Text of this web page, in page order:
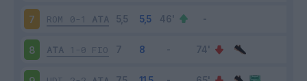
7 ROM 0-1 ATA
8 ATA 1-0 FIO